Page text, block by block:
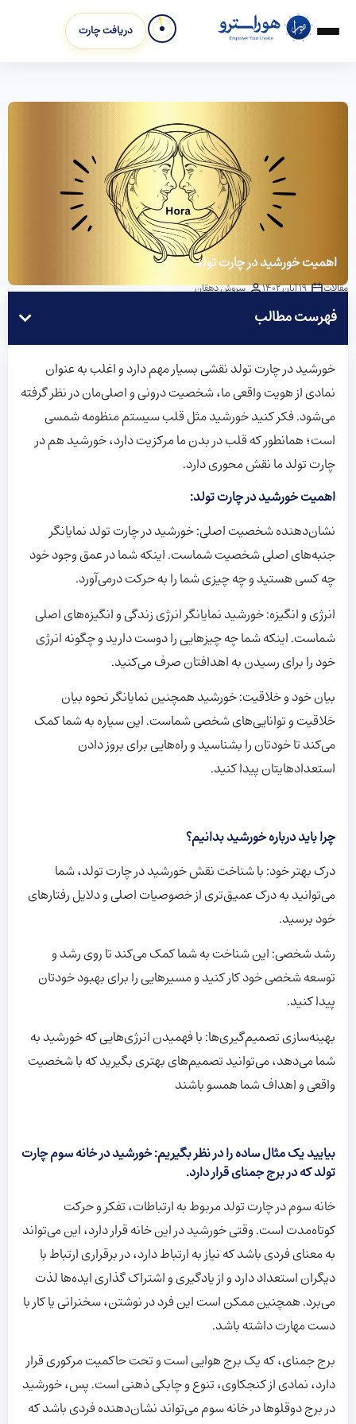
دریافت چارت
اهمیت خورشید در چارت تولد
مقالات 19 آبان 1402 سروش دهقان
فهرست مطالب
خورشید در چارت تولد نقشی بسیار مهم دارد و اغلب به عنوان
نمادی از هویت واقعی ما، شخصیت درونی و اصلی‌مان در نظر گرفته
می‌شود. فکر کنید خورشید مثل قلب سیستم منظومه شمسی
است؛ همانطور که قلب در بدن ما مرکزیت دارد، خورشید هم در
چارت تولد ما نقش محوری دارد.
اهمیت خورشید در چارت تولد:
نشان‌دهنده شخصیت اصلی: خورشید در چارت تولد نمایانگر
جنبه‌های اصلی شخصیت شماست. اینکه شما در عمق وجود خود
چه کسی هستید و چه چیزی شما را به حرکت درمی‌آورد.
انرژی و انگیزه: خورشید نمایانگر انرژی زندگی و انگیزه‌های اصلی
شماست. اینکه شما چه چیزهایی را دوست دارید و چگونه انرژی
خود را برای رسیدن به اهدافتان صرف می‌کنید.
بیان خود و خلاقیت: خورشید همچنین نمایانگر نحوه بیان
خلاقیت و توانایی‌های شخصی شماست. این سیاره به شما کمک
می‌کند تا خودتان را بشناسید و راه‌هایی برای بروز دادن
استعدادهایتان پیدا کنید.
چرا باید درباره خورشید بدانیم؟
درک بهتر خود: با شناخت نقش خورشید در چارت تولد، شما
می‌توانید به درک عمیق‌تری از خصوصیات اصلی و دلایل رفتارهای
خود برسید.
رشد شخصی: این شناخت به شما کمک می‌کند تا روی رشد و
توسعه شخصی خود کار کنید و مسیرهایی را برای بهبود خودتان
پیدا کنید.
بهینه‌سازی تصمیم‌گیری‌ها: با فهمیدن انرژی‌هایی که خورشید به
شما می‌دهد، می‌توانید تصمیم‌های بهتری بگیرید که با شخصیت
واقعی و اهداف شما همسو باشند
بیایید یک مثال ساده را در نظر بگیریم: خورشید در خانه سوم چارت
تولد که در برج جمنای قرار دارد.
خانه سوم در چارت تولد مربوط به ارتباطات، تفکر و حرکت
کوتاه‌مدت است. وقتی خورشید در این خانه قرار دارد، این می‌تواند
به معنای فردی باشد که نیاز به ارتباط دارد، در برقراری ارتباط با
دیگران استعداد دارد و از یادگیری و اشتراک گذاری ایده‌ها لذت
می‌برد. همچنین ممکن است این فرد در نوشتن، سخنرانی یا کار با
دست مهارت داشته باشد.
برج جمنای، که یک برج هوایی است و تحت حاکمیت مرکوری قرار
دارد، نمادی از کنجکاوی، تنوع و چابکی ذهنی است. پس، خورشید
در برج دوقلوها در خانه سوم می‌تواند نشان‌دهنده فردی باشد که